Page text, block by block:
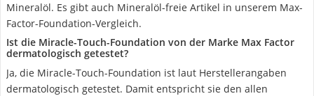
Mineralöl. Es gibt auch Mineralöl-freie Artikel in unserem Max-
Factor-Foundation-Vergleich.
Ist die Miracle-Touch-Foundation von der Marke Max Factor
dermatologisch getestet?
Ja, die Miracle-Touch-Foundation ist laut Herstellerangaben
dermatologisch getestet. Damit entspricht sie den allen